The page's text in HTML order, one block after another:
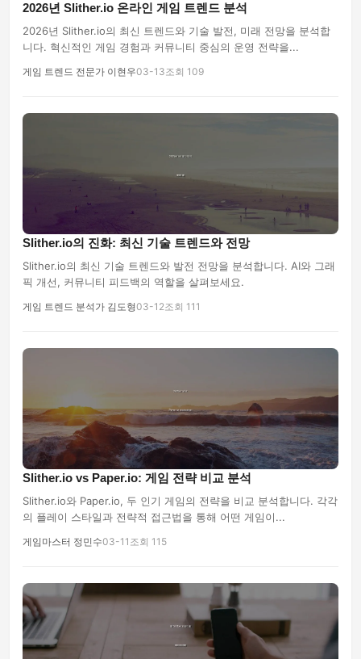
2026년 Slither.io 온라인 게임 트렌드 분석
2026년 Slither.io의 최신 트렌드와 기술 발전, 미래 전망을 분석합
니다. 혁신적인 게임 경험과 커뮤니티 중심의 운영 전략을...
게임 트렌드 전문가 이현우03-13조회 109
Slither.io의 진화: 최신 기술 트렌드와 전망
Slither.io의 최신 기술 트렌드와 발전 전망을 분석합니다. AI와 그래
픽 개선, 커뮤니티 피드백의 역할을 살펴보세요.
게임 트렌드 분석가 김도형03-12조회 111
Slither.io vs Paper.io: 게임 전략 비교 분석
Slither.io와 Paper.io, 두 인기 게임의 전략을 비교 분석합니다. 각각
의 플레이 스타일과 전략적 접근법을 통해 어떤 게임이...
게임마스터 정민수03-11 조회 115